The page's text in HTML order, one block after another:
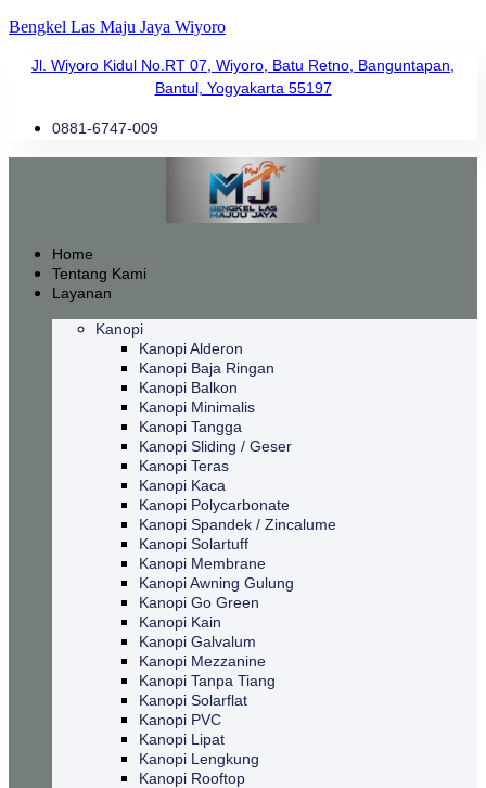
Bengkel Las Maju Jaya Wiyoro
Jl. Wiyoro Kidul No.RT 07, Wiyoro, Batu Retno, Banguntapan,
Bantul, Yogyakarta 55197
0881-6747-009
Home
Tentang Kami
Layanan
Kanopi
Kanopi Alderon
Kanopi Baja Ringan
Kanopi Balkon
Kanopi Minimalis
Kanopi Tangga
Kanopi Sliding / Geser
Kanopi Teras
Kanopi Kaca
Kanopi Polycarbonate
Kanopi Spandek / Zincalume
Kanopi Solartuff
Kanopi Membrane
Kanopi Awning Gulung
Kanopi Go Green
Kanopi Kain
Kanopi Galvalum
Kanopi Mezzanine
Kanopi Tanpa Tiang
Kanopi Solarflat
Kanopi PVC
Kanopi Lipat
Kanopi Lengkung
Kanopi Rooftop